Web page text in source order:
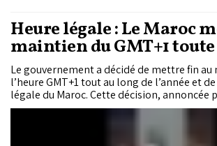
Heure légale : Le Maroc
maintien du GMT+1 toute
Le gouvernement a décidé de mettre fin au
l’heure GMT+1 tout au long de l’année et
légale du Maroc. Cette décision, annoncée
gouvernement Aziz Akhannouch, répond